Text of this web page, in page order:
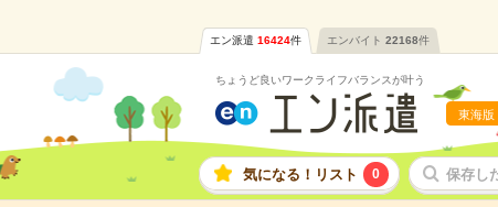
エン派遣 16424件 エンバイト 22168件
ちょうど良いワークライフバランスが叶う
東海版
気になる！リスト 0 保存し